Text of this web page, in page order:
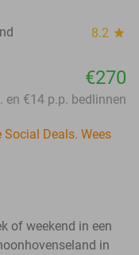
8.2 star
€270
en €14 p.p. bedlinnen
Deals. Wees
of weekend in een
in